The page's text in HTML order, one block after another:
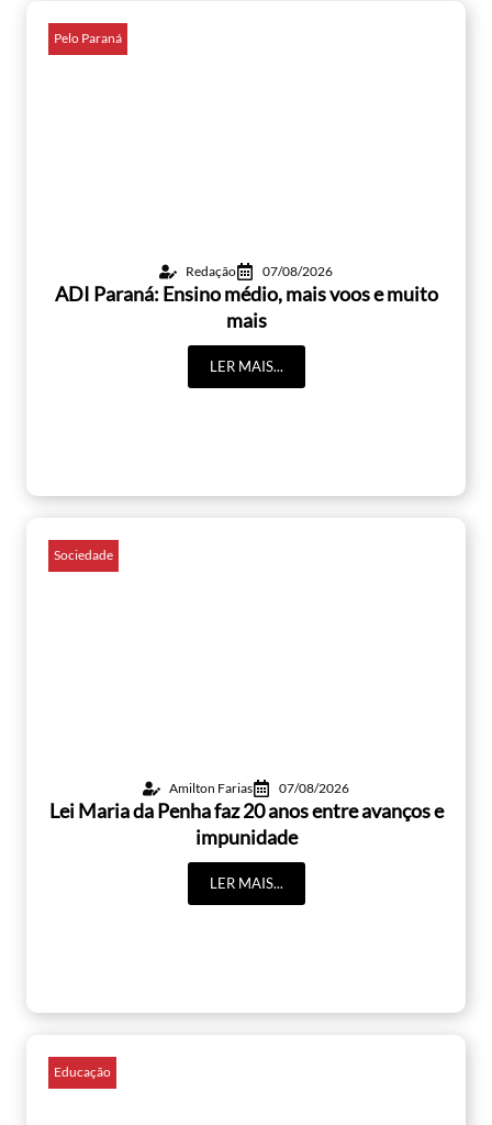
Pelo Paraná
Redação 07/08/2026
ADI Paraná: Ensino médio, mais voos e muito
mais
LER MAIS...
Sociedade
Amilton Farias 07/08/2026
Lei Maria da Penha faz 20 anos entre avanços e
impunidade
LER MAIS...
Educação